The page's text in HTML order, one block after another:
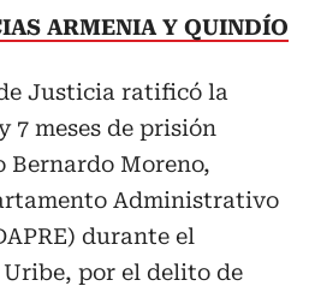
ARMENIA Y QUINDÍO
Justicia ratificó la
7 meses de prisión
Moreno,
Administrativo
durante el
por el delito de